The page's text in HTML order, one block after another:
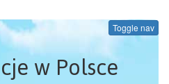
Toggle nav
w Polsce